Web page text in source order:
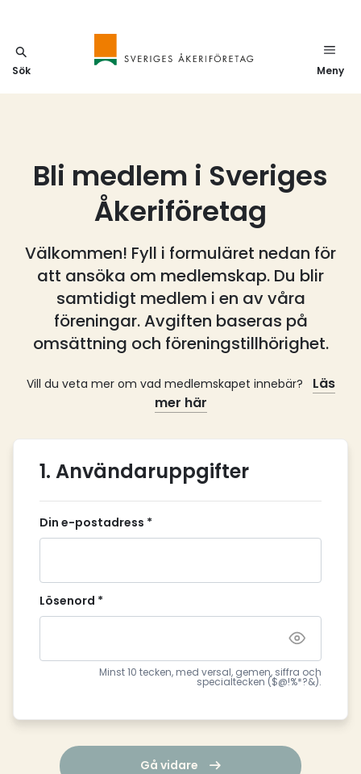
Sök Meny
Bli medlem i Sveriges
Åkeriföretag
Välkommen! Fyll i formuläret nedan för
att ansöka om medlemskap. Du blir
samtidigt medlem i en av våra
föreningar. Avgiften baseras på
omsättning och föreningstillhörighet.
Vill du veta mer om vad medlemskapet innebär?
Läs
mer här
1. Användaruppgifter
Din e-postadress *
Lösenord *
Minst 10 tecken, med versal, gemen, siffra och
specialtecken ($@!%*?&).
Gå vidare